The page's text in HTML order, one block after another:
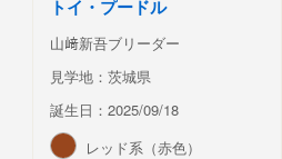
トイ・プードル
山﨑新吾ブリーダー
見学地：茨城県
誕生日：2025/09/18
レッド系（赤色）